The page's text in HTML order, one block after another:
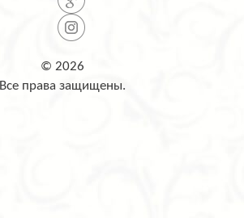
© 2026
Все права защищены.